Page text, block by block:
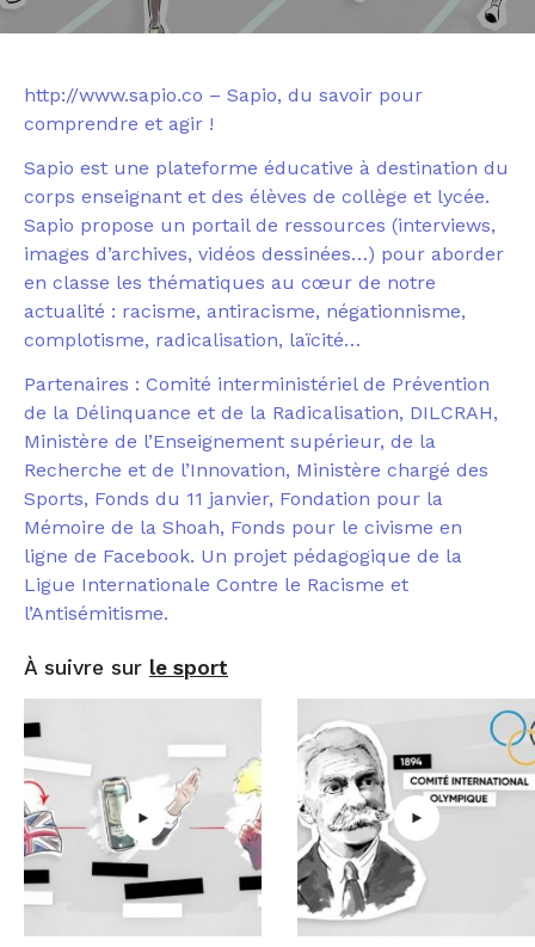
http://www.sapio.co – Sapio, du savoir pour
comprendre et agir !
Sapio est une plateforme éducative à destination du
corps enseignant et des élèves de collège et lycée.
Sapio propose un portail de ressources (interviews,
images d’archives, vidéos dessinées…) pour aborder
en classe les thématiques au cœur de notre
actualité : racisme, antiracisme, négationnisme,
complotisme, radicalisation, laïcité…
Partenaires : Comité interministériel de Prévention
de la Délinquance et de la Radicalisation, DILCRAH,
Ministère de l’Enseignement supérieur, de la
Recherche et de l’Innovation, Ministère chargé des
Sports, Fonds du 11 janvier, Fondation pour la
Mémoire de la Shoah, Fonds pour le civisme en
ligne de Facebook. Un projet pédagogique de la
Ligue Internationale Contre le Racisme et
l’Antisémitisme.
À suivre sur le sport